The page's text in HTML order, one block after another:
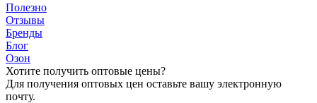
Полезно
Отзывы
Бренды
Блог
Озон
Хотите получить оптовые цены?
Для получения оптовых цен оставьте вашу электронную
почту.